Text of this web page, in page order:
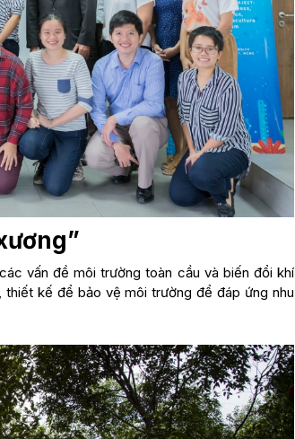
vấn đề môi trường toàn cầu và biến đổi khí
thiết kế để bảo vệ môi trường để đáp ứng nhu